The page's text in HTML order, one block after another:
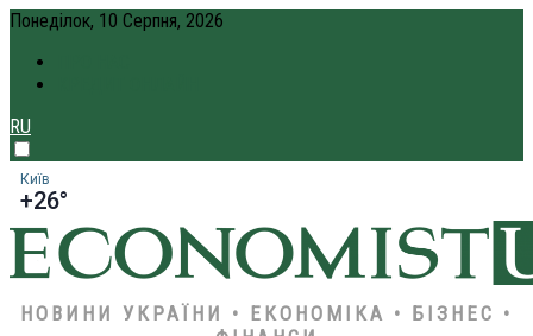
Понеділок, 10 Серпня, 2026
RU
Київ
+26°
НОВИНИ УКРАЇНИ • ЕКОНОМІКА • БІЗНЕС •